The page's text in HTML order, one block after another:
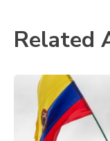
Related